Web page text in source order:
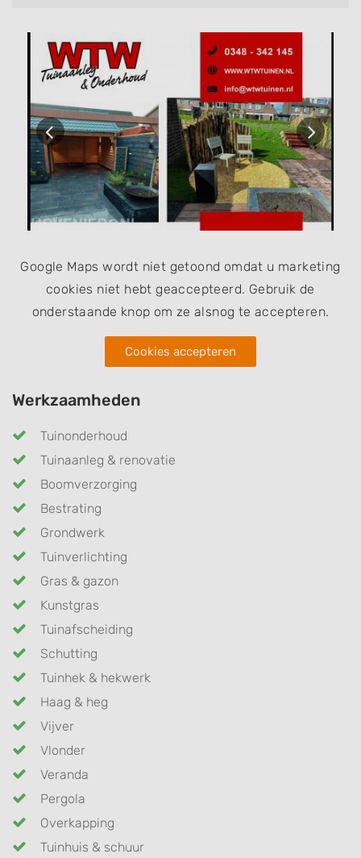
Google Maps wordt niet getoond omdat u marketing
cookies niet hebt geaccepteerd. Gebruik de
onderstaande knop om ze alsnog te accepteren.
Cookies accepteren
Werkzaamheden
Tuinonderhoud
Tuinaanleg & renovatie
Boomverzorging
Bestrating
Grondwerk
Tuinverlichting
Gras & gazon
Kunstgras
Tuinafscheiding
Schutting
Tuinhek & hekwerk
Haag & heg
Vijver
Vlonder
Veranda
Pergola
Overkapping
Tuinhuis & schuur